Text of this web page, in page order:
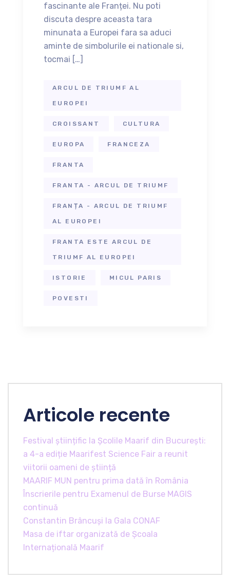
fascinante ale Franței. Nu poti
discuta despre aceasta tara
minunata a Europei fara sa aduci
aminte de simbolurile ei nationale si,
tocmai […]
ARCUL DE TRIUMF AL
EUROPEI
CROISSANT CULTURA
EUROPA FRANCEZA
FRANTA
FRANTA - ARCUL DE TRIUMF
FRANȚA - ARCUL DE TRIUMF
AL EUROPEI
FRANTA ESTE ARCUL DE
TRIUMF AL EUROPEI
ISTORIE MICUL PARIS
POVESTI
Articole recente
Festival științific la Școlile Maarif din București:
a 4-a ediție Maarifest Science Fair a reunit
viitorii oameni de știință
MAARIF MUN pentru prima dată în România
Înscrierile pentru Examenul de Burse MAGIS
continuă
Constantin Brâncuși la Gala CONAF
Masa de iftar organizată de Școala
Internațională Maarif